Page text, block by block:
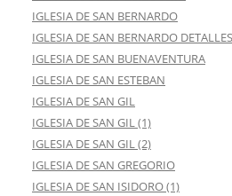
IGLESIA DE SAN BERNARDO
IGLESIA DE SAN BERNARDO DETALLES
IGLESIA DE SAN BUENAVENTURA
IGLESIA DE SAN ESTEBAN
IGLESIA DE SAN GIL
IGLESIA DE SAN GIL (1)
IGLESIA DE SAN GIL (2)
IGLESIA DE SAN GREGORIO
IGLESIA DE SAN ISIDORO (1)